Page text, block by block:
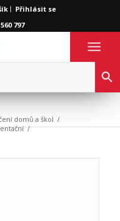
Přihlásit se
797
domů a škol /
/